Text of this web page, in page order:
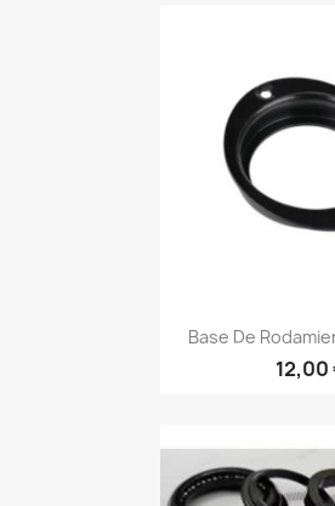
Vista
Base De
12,00